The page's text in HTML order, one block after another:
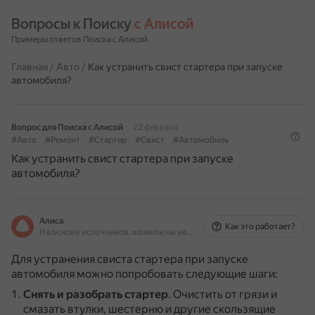
Вопросы к Поиску с Алисой
Примеры ответов Поиска с Алисой
Главная / Авто / Как устранить свист стартера при запуске
автомобиля?
Вопрос для Поиска с Алисой
22 февраля
#Авто
#Ремонт #Стартер #Свист #Автомобиль
Как устранить свист стартера при запуске
автомобиля?
Алиса
На основе источников, возможны неточности
Как это работает?
Для устранения свиста стартера при запуске
автомобиля можно попробовать следующие шаги:
Снять и разобрать стартер. Очистить от грязи и
смазать втулки, шестерню и другие скользящие